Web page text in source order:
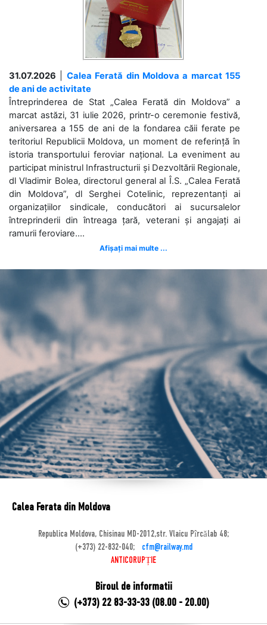
31.07.2026
Calea Ferată din Moldova a marcat 155
de ani de activitate
Întreprinderea de Stat „Calea Ferată din Moldova” a
marcat astăzi, 31 iulie 2026, printr-o ceremonie festivă,
aniversarea a 155 de ani de la fondarea căii ferate pe
teritoriul Republicii Moldova, un moment de referință în
istoria transportului feroviar național. La eveniment au
participat ministrul Infrastructurii și Dezvoltării Regionale,
dl Vladimir Bolea, directorul general al Î.S. „Calea Ferată
din Moldova”, dl Serghei Cotelinic, reprezentanți ai
organizațiilor sindicale, conducători ai sucursalelor
întreprinderii din întreaga țară, veterani și angajați ai
ramurii feroviare....
Afișați mai multe ...
Calea Ferata din Moldova
Republica Moldova, Chisinau MD-2012,str. Vlaicu Pîrcălab 48;
(+373) 22-832-040;
cfm@railway.md
ANTICORUPȚIE
Biroul de informatii
(+373) 22 83-33-33 (08.00 - 20.00)